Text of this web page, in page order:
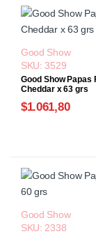
Good Show
SKU: 3529
Good Show Papas
Cheddar x 63 grs
$1.061,80
Good Show
SKU: 2338